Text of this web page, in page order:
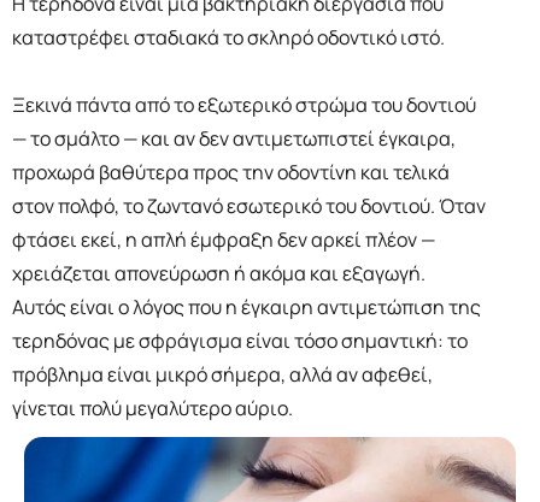
καταστρέφει σταδιακά το σκληρό οδοντικό ιστό.
Ξεκινά πάντα από το εξωτερικό στρώμα του δοντιού
— το σμάλτο — και αν δεν αντιμετωπιστεί έγκαιρα,
προχωρά βαθύτερα προς την οδοντίνη και τελικά
στον πολφό, το ζωντανό εσωτερικό του δοντιού. Όταν
φτάσει εκεί, η απλή έμφραξη δεν αρκεί πλέον —
χρειάζεται απονεύρωση ή ακόμα και εξαγωγή.
Αυτός είναι ο λόγος που η έγκαιρη αντιμετώπιση της
τερηδόνας με σφράγισμα είναι τόσο σημαντική: το
πρόβλημα είναι μικρό σήμερα, αλλά αν αφεθεί,
γίνεται πολύ μεγαλύτερο αύριο.